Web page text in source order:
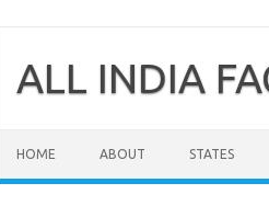
contentALL INDIA
HOME ABOUT STATES